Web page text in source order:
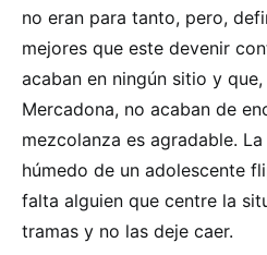
no eran para tanto, pero,
mejores que este devenir
acaban en ningún sitio y
Mercadona, no acaban de
mezcolanza es agradable.
húmedo de un adolescente
falta alguien que centre la
tramas y no las deje caer.